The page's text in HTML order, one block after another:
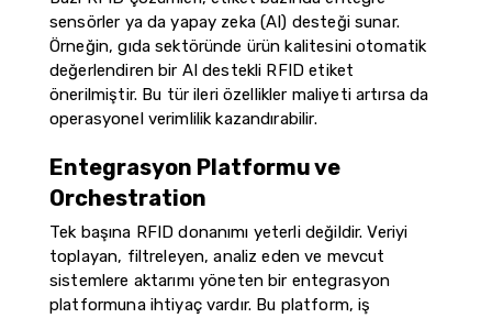
sensörler ya da yapay zeka (AI) desteği sunar.
Örneğin, gıda sektöründe ürün kalitesini otomatik
değerlendiren bir AI destekli RFID etiket
önerilmiştir. Bu tür ileri özellikler maliyeti artırsa da
operasyonel verimlilik kazandırabilir.
Entegrasyon Platformu ve
Orchestration
Tek başına RFID donanımı yeterli değildir. Veriyi
toplayan, filtreleyen, analiz eden ve mevcut
sistemlere aktarımı yöneten bir entegrasyon
platformuna ihtiyaç vardır. Bu platform, iş